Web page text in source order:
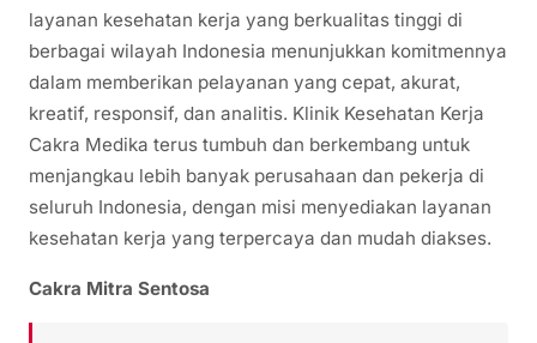
layanan kesehatan kerja yang berkualitas tinggi di
berbagai wilayah Indonesia menunjukkan komitmennya
dalam memberikan pelayanan yang cepat, akurat,
kreatif, responsif, dan analitis. Klinik Kesehatan Kerja
Cakra Medika terus tumbuh dan berkembang untuk
menjangkau lebih banyak perusahaan dan pekerja di
seluruh Indonesia, dengan misi menyediakan layanan
kesehatan kerja yang terpercaya dan mudah diakses.
Cakra Mitra Sentosa